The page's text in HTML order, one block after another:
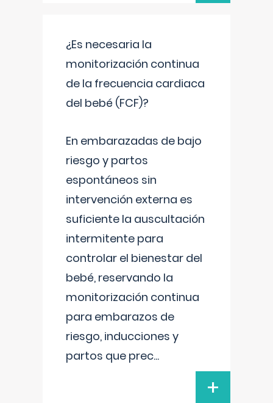
¿Es necesaria la
monitorización continua
de la frecuencia cardiaca
del bebé (FCF)?
En embarazadas de bajo
riesgo y partos
espontáneos sin
intervención externa es
suficiente la auscultación
intermitente para
controlar el bienestar del
bebé, reservando la
monitorización continua
para embarazos de
riesgo, inducciones y
partos que prec...
+